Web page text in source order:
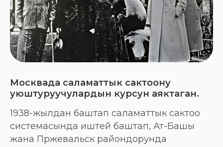
Москвада саламаттык сактоону
уюштуруучулардын курсун аяктаган.
1938-жылдан баштап саламаттык сактоо
системасында иштей баштап, Ат-Башы
жана Пржевальск райондорунда